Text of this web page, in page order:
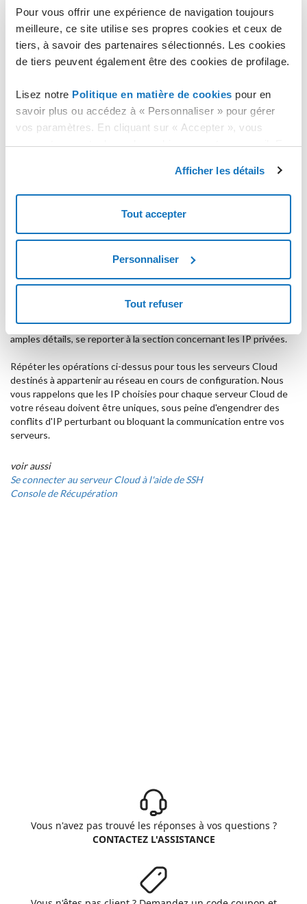
Pour vous offrir une expérience de navigation toujours
meilleure, ce site utilise ses propres cookies et ceux de
tiers, à savoir des partenaires sélectionnés. Les cookies
de tiers peuvent également être des cookies de profilage.
Lisez notre Politique en matière de cookies pour en
savoir plus ou accédez à « Personnaliser » pour gérer
vos paramètres. En cliquant sur « Accepter », vous
consentez au stockage de cookies sur votre appareil. En
stockage des cookies nécessaires.
Afficher les détails
Tout accepter
Personnaliser
Tout refuser
iface lo inet loopback
auto eth0
iface eth0 inet static
netmask 255.255.255.0
Exécuter :
nano /etc/network/interfaces
IP pour cette interface réseau. Nous vous rappelons que
curseur. Dans cet exemple, nous configurons l'interface
réseau 255.255.255.0.
Ensuite, appuyer sur "CTRL+O" pour sauvegarder les
modifications et ensuite appuyer sur "CTRL+X" pour quitter
Pour assigner des adresses IP nous vous recommandons de suivre
quelques règles de base afin d'éviter tous problèmes. Pour de plus
amples détails, se reporter à la section concernant les IP privées.
Répéter les opérations ci-dessus pour tous les serveurs Cloud
destinés à appartenir au réseau en cours de configuration. Nous
vous rappelons que les IP choisies pour chaque serveur Cloud de
votre réseau doivent être uniques, sous peine d'engendrer des
conflits d'IP perturbant ou bloquant la communication entre vos
serveurs.
voir aussi
Se connecter au serveur Cloud à l'aide de SSH
Console de Récupération
Vous n'avez pas trouvé les réponses à vos questions ?
CONTACTEZ L'ASSISTANCE